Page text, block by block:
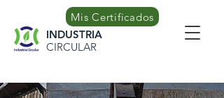
Mis Certificados
INDUSTRIA
CIRCULAR